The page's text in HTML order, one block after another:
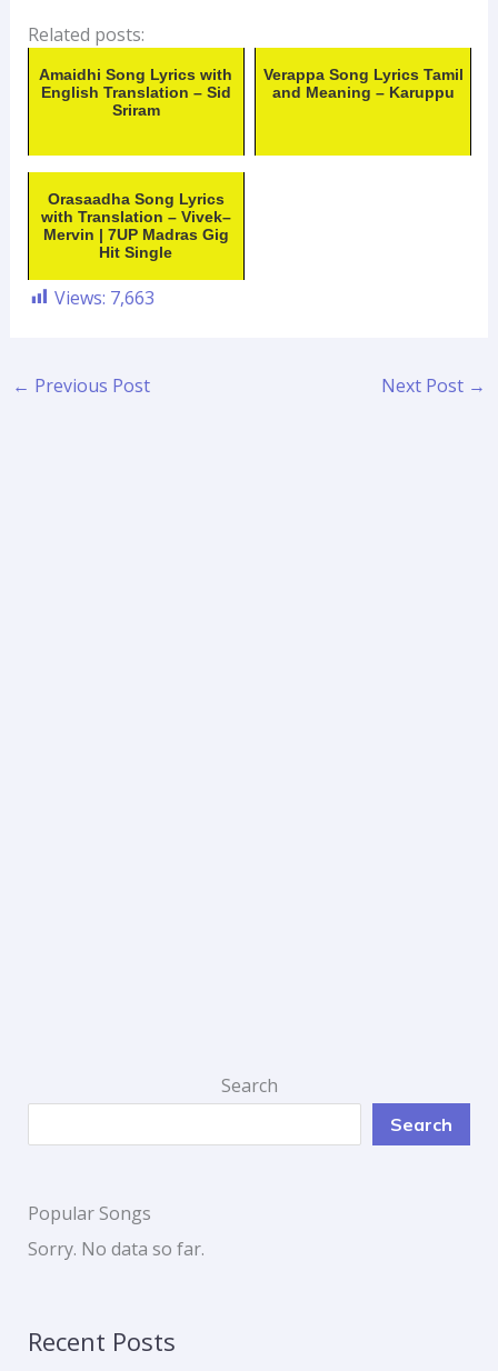
Related posts:
Amaidhi Song Lyrics with
English Translation – Sid
Sriram
Verappa Song Lyrics Tamil
and Meaning – Karuppu
Orasaadha Song Lyrics
with Translation – Vivek–
Mervin | 7UP Madras Gig
Hit Single
Views: 7,663
← Previous Post Next Post →
Search
Search
Popular Songs
Sorry. No data so far.
Recent Posts